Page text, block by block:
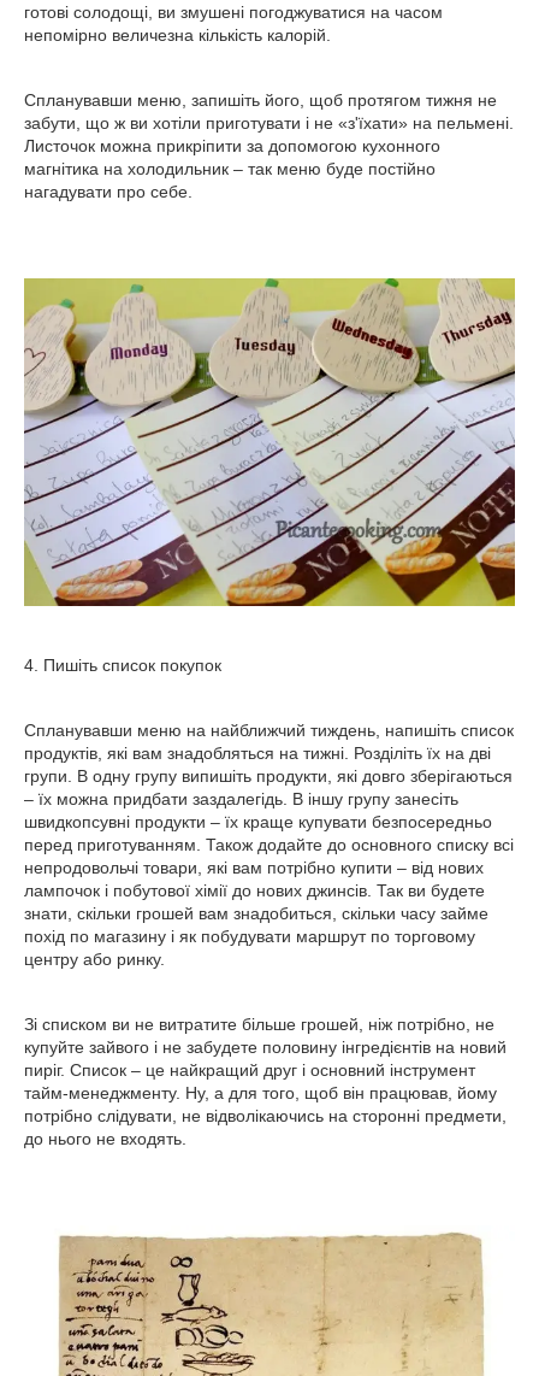
готові солодощі, ви змушені погоджуватися на часом
непомірно величезна кількість калорій.
Спланувавши меню, запишіть його, щоб протягом тижня не
забути, що ж ви хотіли приготувати і не «з'їхати» на пельмені.
Листочок можна прикріпити за допомогою кухонного
магнітика на холодильник – так меню буде постійно
нагадувати про себе.
4. Пишіть список покупок
Спланувавши меню на найближчий тиждень, напишіть список
продуктів, які вам знадобляться на тижні. Розділіть їх на дві
групи. В одну групу випишіть продукти, які довго зберігаються
– їх можна придбати заздалегідь. В іншу групу занесіть
швидкопсувні продукти – їх краще купувати безпосередньо
перед приготуванням. Також додайте до основного списку всі
непродовольчі товари, які вам потрібно купити – від нових
лампочок і побутової хімії до нових джинсів. Так ви будете
знати, скільки грошей вам знадобиться, скільки часу займе
похід по магазину і як побудувати маршрут по торговому
центру або ринку.
Зі списком ви не витратите більше грошей, ніж потрібно, не
купуйте зайвого і не забудете половину інгредієнтів на новий
пиріг. Список – це найкращий друг і основний інструмент
тайм-менеджменту. Ну, а для того, щоб він працював, йому
потрібно слідувати, не відволікаючись на сторонні предмети,
до нього не входять.